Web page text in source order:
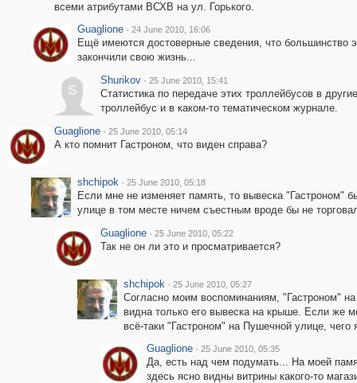
всеми атрибутами ВСХВ на ул. Горького.
Guaglione · 24 June 2010, 16:06
Ещё имеются достоверные сведения, что большинство
закончили свою жизнь...
S
Shurikov · 25 June 2010, 15:41
Статистика по передаче этих троллейбусов в
троллейбус и в каком-то тематическом журнале.
Guaglione · 25 June 2010, 05:14
А кто помнит Гастроном, что виден справа?
shchipok · 25 June 2010, 05:18
Если мне не изменяет память, то вывеска "Гастроном"
улице в том месте ничем съестным вроде бы не
Guaglione · 25 June 2010, 05:22
Так не он ли это и просматривается?
shchipok · 25 June 2010, 05:27
Согласно моим воспоминаниям, "Гастроном"
видна только его вывеска на крыше. Если же
всё-таки "Гастроном" на Пушечной улице,
Guaglione · 25 June 2010, 05:35
Да, есть над чем подумать... На моей
здесь ясно видны витрины какого-то